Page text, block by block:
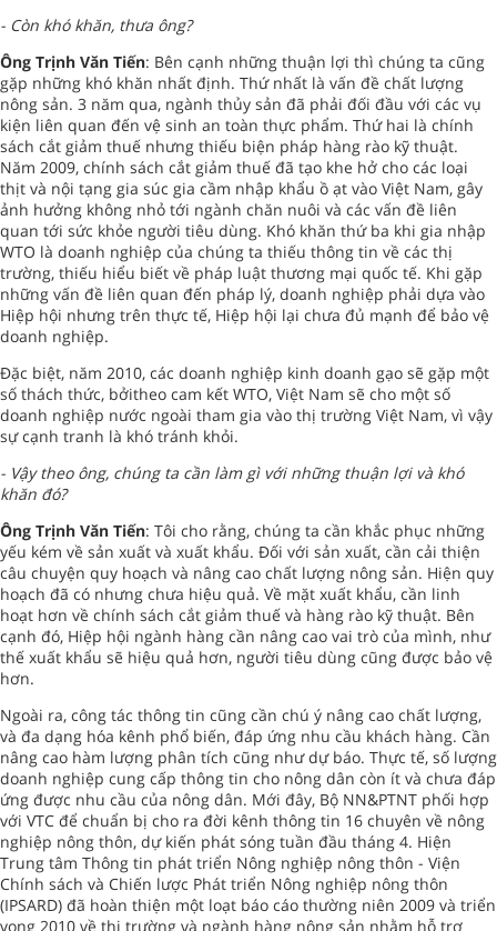
- Còn khó khăn, thưa ông?
Ông Trịnh Văn Tiến: Bên cạnh những thuận lợi thì chúng ta cũng
gặp những khó khăn nhất định. Thứ nhất là vấn đề chất lượng
nông sản. 3 năm qua, ngành thủy sản đã phải đối đầu với các vụ
kiện liên quan đến vệ sinh an toàn thực phẩm. Thứ hai là chính
sách cắt giảm thuế nhưng thiếu biện pháp hàng rào kỹ thuật.
Năm 2009, chính sách cắt giảm thuế đã tạo khe hở cho các loại
thịt và nội tạng gia súc gia cầm nhập khẩu ồ ạt vào Việt Nam, gây
ảnh hưởng không nhỏ tới ngành chăn nuôi và các vấn đề liên
quan tới sức khỏe người tiêu dùng. Khó khăn thứ ba khi gia nhập
WTO là doanh nghiệp của chúng ta thiếu thông tin về các thị
trường, thiếu hiểu biết về pháp luật thương mại quốc tế. Khi gặp
những vấn đề liên quan đến pháp lý, doanh nghiệp phải dựa vào
Hiệp hội nhưng trên thực tế, Hiệp hội lại chưa đủ mạnh để bảo vệ
doanh nghiệp.
Đặc biệt, năm 2010, các doanh nghiệp kinh doanh gạo sẽ gặp một
số thách thức, bởitheo cam kết WTO, Việt Nam sẽ cho một số
doanh nghiệp nước ngoài tham gia vào thị trường Việt Nam, vì vậy
sự cạnh tranh là khó tránh khỏi.
- Vậy theo ông, chúng ta cần làm gì với những thuận lợi và khó
khăn đó?
Ông Trịnh Văn Tiến: Tôi cho rằng, chúng ta cần khắc phục những
yếu kém về sản xuất và xuất khẩu. Đối với sản xuất, cần cải thiện
câu chuyện quy hoạch và nâng cao chất lượng nông sản. Hiện quy
hoạch đã có nhưng chưa hiệu quả. Về mặt xuất khẩu, cần linh
hoạt hơn về chính sách cắt giảm thuế và hàng rào kỹ thuật. Bên
cạnh đó, Hiệp hội ngành hàng cần nâng cao vai trò của mình, như
thế xuất khẩu sẽ hiệu quả hơn, người tiêu dùng cũng được bảo vệ
hơn.
Ngoài ra, công tác thông tin cũng cần chú ý nâng cao chất lượng,
và đa dạng hóa kênh phổ biến, đáp ứng nhu cầu khách hàng. Cần
nâng cao hàm lượng phân tích cũng như dự báo. Thực tế, số lượng
doanh nghiệp cung cấp thông tin cho nông dân còn ít và chưa đáp
ứng được nhu cầu của nông dân. Mới đây, Bộ NN&PTNT phối hợp
với VTC để chuẩn bị cho ra đời kênh thông tin 16 chuyên về nông
nghiệp nông thôn, dự kiến phát sóng tuần đầu tháng 4. Hiện
Trung tâm Thông tin phát triển Nông nghiệp nông thôn - Viện
Chính sách và Chiến lược Phát triển Nông nghiệp nông thôn
(IPSARD) đã hoàn thiện một loạt báo cáo thường niên 2009 và triển
vọng 2010 về thị trường và ngành hàng nông sản nhằm hỗ trợ